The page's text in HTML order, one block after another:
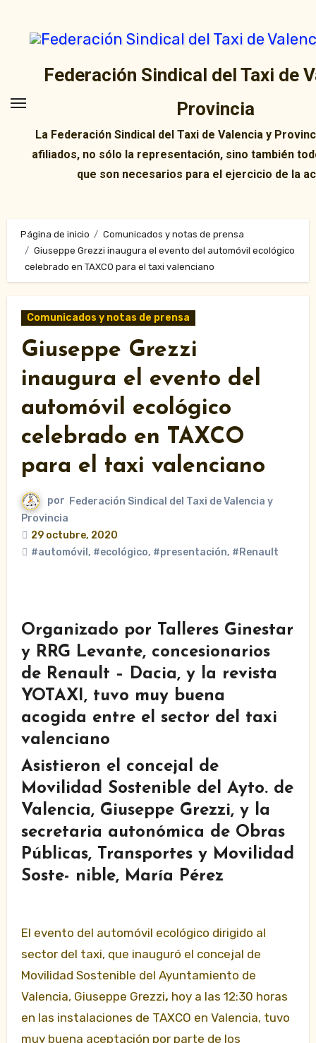
contenido
Federación Sindical del Taxi de
Provincia
La Federación Sindical del Taxi de Valencia y
afiliados, no sólo la representación, sino también
que son necesarios para el ejercicio de la
Página de inicio
Comunicados y notas de prensa
Giuseppe Grezzi inaugura el evento del automóvil ecológico
celebrado en TAXCO para el taxi valenciano
Comunicados y notas de prensa
Giuseppe Grezzi
inaugura el evento del
automóvil ecológico
celebrado en TAXCO
para el taxi valenciano
por Federación Sindical del Taxi de Valencia y
Provincia
29 octubre, 2020
#automóvil, #ecológico, #presentación, #Renault
Organizado por Talleres Ginestar
y RRG Levante, concesionarios
de Renault – Dacia, y la revista
YOTAXI, tuvo muy buena
acogida entre el sector del taxi
valenciano
Asistieron el concejal de
Movilidad Sostenible del Ayto. de
Valencia, Giuseppe Grezzi, y la
secretaria autonómica de Obras
Públicas, Transportes y Movilidad
Soste- nible, María Pérez
El evento del automóvil ecológico dirigido al
sector del taxi, que inauguró el concejal de
Movilidad Sostenible del Ayuntamiento de
Valencia, Giuseppe Grezzi, hoy a las 12:30 horas
en las instalaciones de TAXCO en Valencia, tuvo
muy buena aceptación por parte de los